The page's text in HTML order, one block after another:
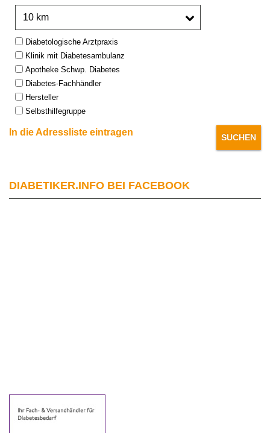
Type:Diabetologische Arztpraxis
Klinik mit Diabetesambulanz
Apotheke Schwp. Diabetes
Diabetes-Fachhändler
Hersteller
Selbsthilfegruppe
In die Adressliste eintragen
DIABETIKER.INFO BEI FACEBOOK